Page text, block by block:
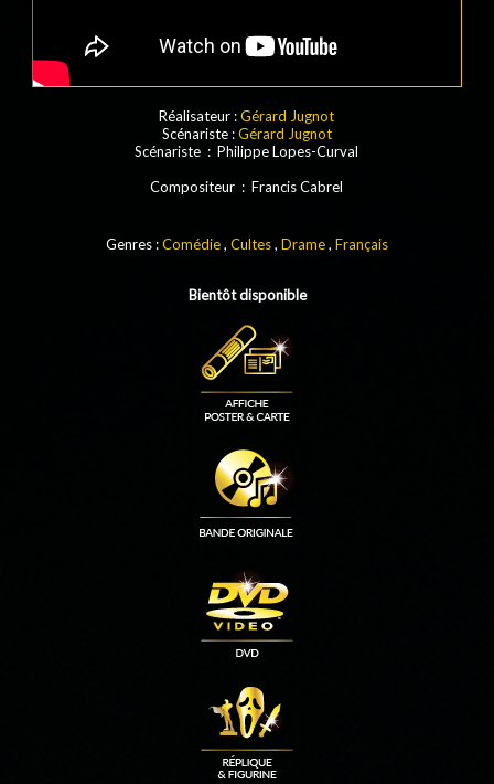
Réalisateur :Gérard Jugnot
Scénariste :Gérard Jugnot
Scénariste : Philippe Lopes-Curval
Compositeur : Francis Cabrel
Genres :Comédie, Cultes, Drame, Français
Bientôt disponible